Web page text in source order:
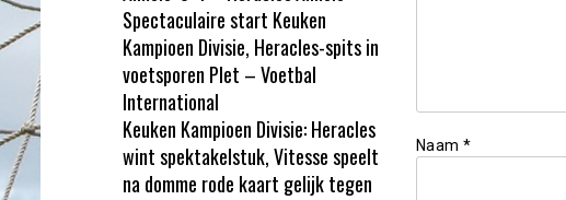
Naam *
Spectaculaire start Keuken
Kampioen Divisie, Heracles-spits in
voetsporen Plet – Voetbal
International
Keuken Kampioen Divisie: Heracles
wint spektakelstuk, Vitesse speelt
na domme rode kaart gelijk tegen